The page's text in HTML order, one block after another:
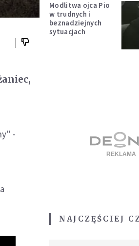
-
Modlitwa ojca Pio
w trudnych i
beznadziejnych
sytuacjach
NAJCZĘŚCIEJ